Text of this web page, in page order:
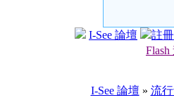
I-See 論壇 註冊
Flash
I-See 論壇 » 流